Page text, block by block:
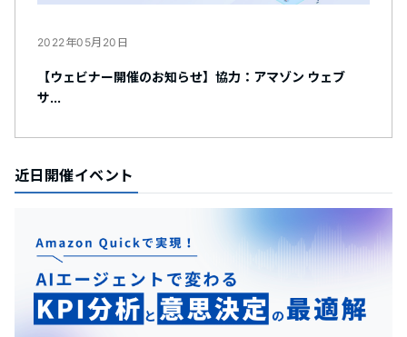
2022年05月20日
【ウェビナー開催のお知らせ】協力：アマゾン ウェブ
サ...
近日開催イベント